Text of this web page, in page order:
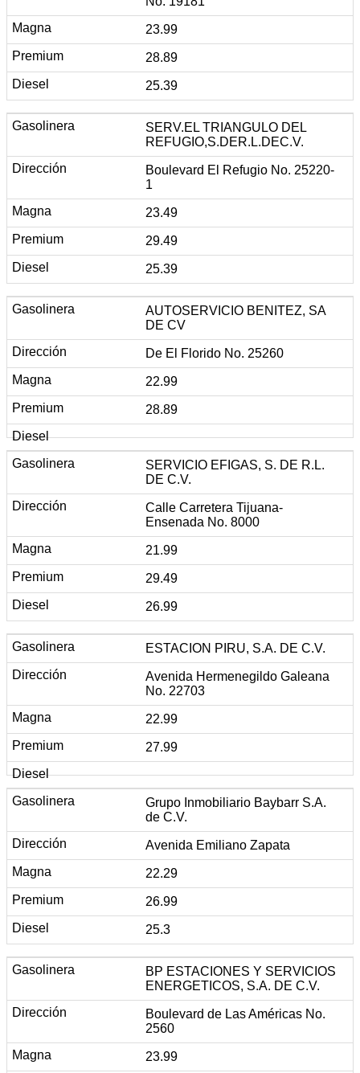
23.99
28.89
25.39
SERV.EL TRIANGULO DEL
REFUGIO,S.DER.L.DEC.V.
Boulevard El Refugio No. 25220-
1
23.49
29.49
25.39
AUTOSERVICIO BENITEZ, SA
DE CV
De El Florido No. 25260
22.99
28.89
SERVICIO EFIGAS, S. DE R.L.
DE C.V.
Calle Carretera Tijuana-
Ensenada No. 8000
21.99
29.49
26.99
ESTACION PIRU, S.A. DE C.V.
Avenida Hermenegildo Galeana
No. 22703
22.99
27.99
Grupo Inmobiliario Baybarr S.A.
de C.V.
Avenida Emiliano Zapata
22.29
26.99
25.3
BP ESTACIONES Y SERVICIOS
ENERGETICOS, S.A. DE C.V.
Boulevard de Las Américas No.
2560
23.99